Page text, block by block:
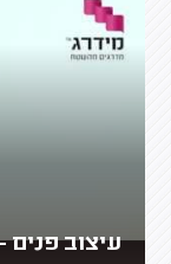
עיצוב פנים